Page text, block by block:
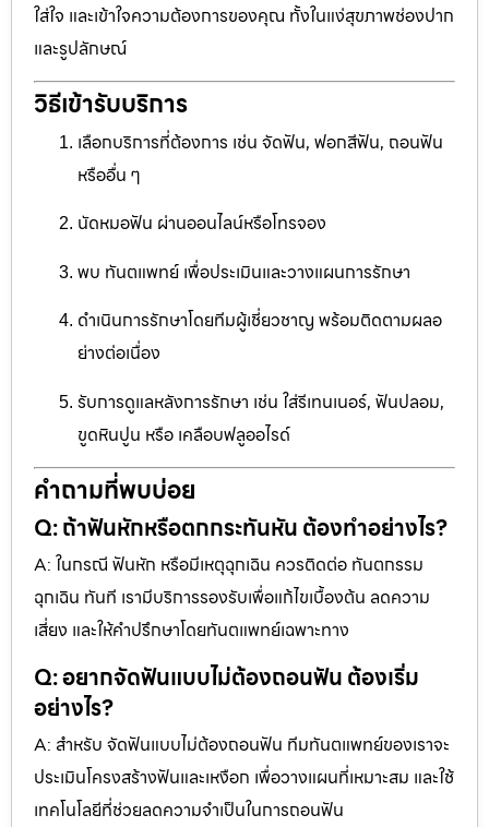
ใส่ใจ และเข้าใจความต้องการของคุณ ทั้งในแง่สุขภาพช่องปาก
และรูปลักษณ์
วิธีเข้ารับบริการ
เลือกบริการที่ต้องการ เช่น จัดฟัน, ฟอกสีฟัน, ถอนฟัน
หรืออื่น ๆ
นัดหมอฟัน ผ่านออนไลน์หรือโทรจอง
พบ ทันตแพทย์ เพื่อประเมินและวางแผนการรักษา
ดำเนินการรักษาโดยทีมผู้เชี่ยวชาญ พร้อมติดตามผลอ
ย่างต่อเนื่อง
รับการดูแลหลังการรักษา เช่น ใส่รีเทนเนอร์, ฟันปลอม,
ขูดหินปูน หรือ เคลือบฟลูออไรด์
คำถามที่พบบ่อย
Q: ถ้าฟันหักหรือตกกระทันหัน ต้องทำอย่างไร?
A: ในกรณี ฟันหัก หรือมีเหตุฉุกเฉิน ควรติดต่อ ทันตกรรม
ฉุกเฉิน ทันที เรามีบริการรองรับเพื่อแก้ไขเบื้องต้น ลดความ
เสี่ยง และให้คำปรึกษาโดยทันตแพทย์เฉพาะทาง
Q: อยากจัดฟันแบบไม่ต้องถอนฟัน ต้องเริ่ม
อย่างไร?
A: สำหรับ จัดฟันแบบไม่ต้องถอนฟัน ทีมทันตแพทย์ของเราจะ
ประเมินโครงสร้างฟันและเหงือก เพื่อวางแผนที่เหมาะสม และใช้
เทคโนโลยีที่ช่วยลดความจำเป็นในการถอนฟัน